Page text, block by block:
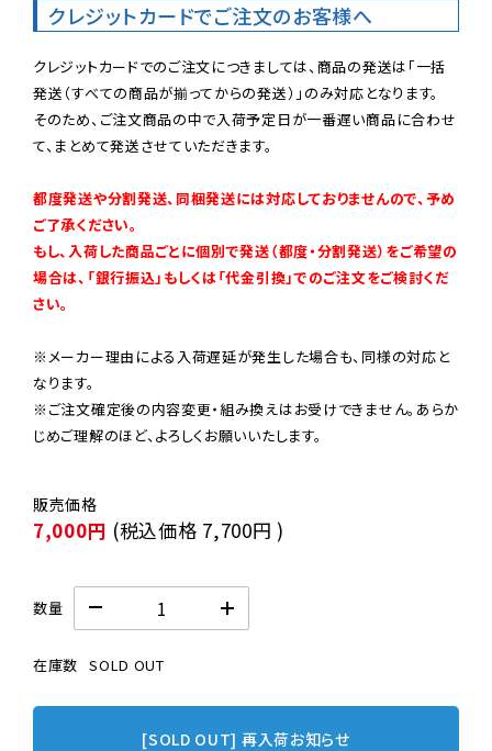
クレジットカードでご注文のお客様へ
クレジットカードでのご注文につきましては、商品の発送は「一括
発送（すべての商品が揃ってからの発送）」のみ対応となります。
そのため、ご注文商品の中で入荷予定日が一番遅い商品に合わせ
て、まとめて発送させていただきます。
都度発送や分割発送、同梱発送には対応しておりませんので、予め
ご了承ください。
もし、入荷した商品ごとに個別で発送（都度・分割発送）をご希望の
場合は、「銀行振込」もしくは「代金引換」でのご注文をご検討くだ
さい。
※メーカー理由による入荷遅延が発生した場合も、同様の対応と
なります。
※ご注文確定後の内容変更・組み換えはお受けできません。あらか
じめご理解のほど、よろしくお願いいたします。
7,000円 (税込価格 7,700円 )
数量
在庫数 SOLD OUT
[SOLD OUT] 再入荷お知らせ